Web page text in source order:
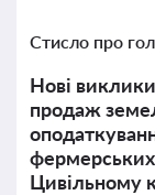
Стисло про
Нові
продаж
Цивільному